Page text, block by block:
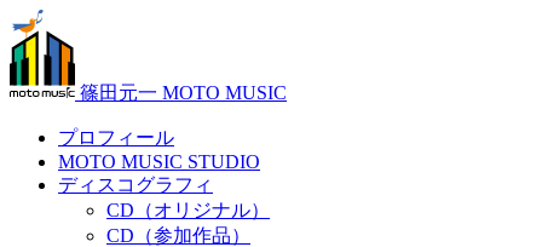
篠田元一 MOTO MUSIC
プロフィール
MOTO MUSIC STUDIO
ディスコグラフィ
CD（オリジナル）
CD（参加作品）